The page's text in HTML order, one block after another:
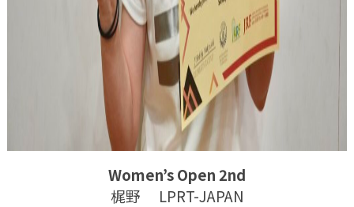
Women’s Open 2nd
梶野 LPRT-JAPAN